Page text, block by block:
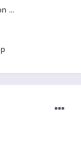
...